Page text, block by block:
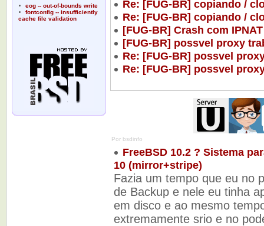
eog -- out-of-bounds write
fontconfig -- insufficiently
cache file validation
Re: [FUG-BR] copiando /
Re: [FUG-BR] copiando /
[FUG-BR] Crash com IPNAT
[FUG-BR] possvel proxy
Re: [FUG-BR] possvel
Re: [FUG-BR] possvel
Por bsdinfo
FreeBSD 10.2 ? Sistema
10 (mirror+stripe)
Fazia um tempo que eu no
de Backup e nele eu tinha
em disco e ao mesmo
extremamente srio e no